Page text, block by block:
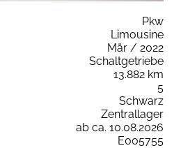
Pkw
Limousine
Mär / 2022
Schaltgetriebe
13.882 km
5
Schwarz
Zentrallager
ab ca. 10.08.2026
E005755